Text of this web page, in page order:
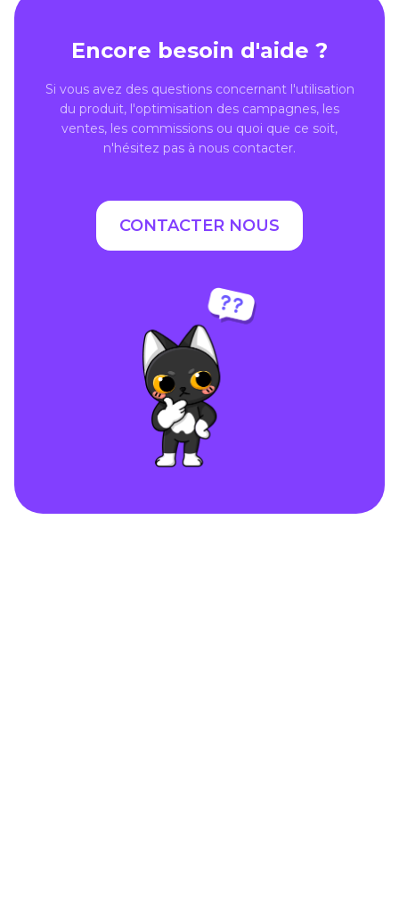
Encore besoin d'aide ?
Si vous avez des questions concernant l'utilisation
du produit, l'optimisation des campagnes, les
ventes, les commissions ou quoi que ce soit,
n'hésitez pas à nous contacter.
CONTACTER NOUS